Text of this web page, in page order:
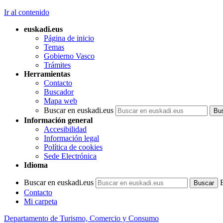
Ir al contenido
euskadi.eus
Página de inicio
Temas
Gobierno Vasco
Trámites
Herramientas
Contacto
Buscador
Mapa web
Buscar en euskadi.eus
Información general
Accesibilidad
Información legal
Política de cookies
Sede Electrónica
Idioma
Buscar en euskadi.eus
Contacto
Mi carpeta
Departamento de Turismo, Comercio y Consumo